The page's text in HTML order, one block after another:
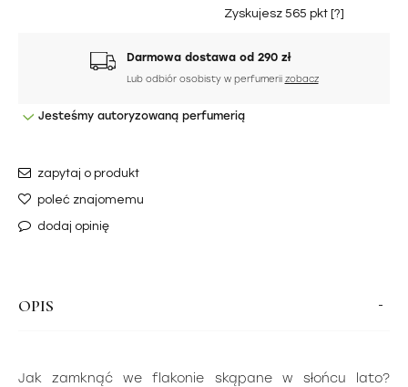
Zyskujesz 565 pkt [?]
Darmowa dostawa od 290 zł
Lub odbiór osobisty w perfumerii zobacz
Jesteśmy autoryzowaną perfumerią
zapytaj o produkt
poleć znajomemu
dodaj opinię
OPIS
Jak zamknąć we flakonie skąpane w słońcu lato?